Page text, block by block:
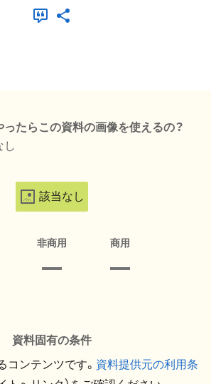
ったらこの資料の画像を使えるの？
し
該当なし
非商用 商用
資料固有の条件
ンテンツです。 資料提供元の利用条